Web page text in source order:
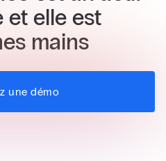
et elle est
mains
une démo